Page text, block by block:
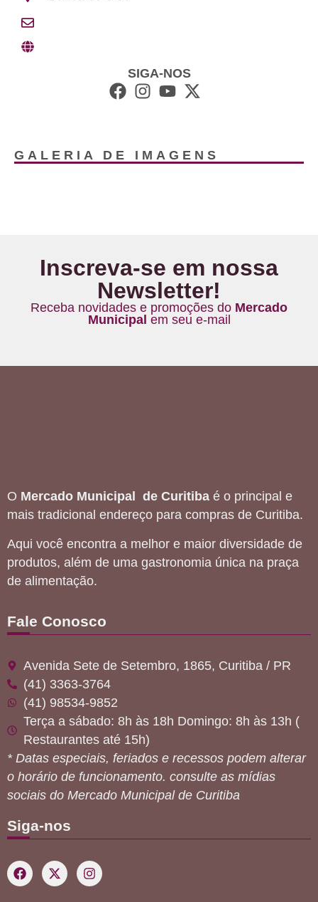
SIGA-NOS
GALERIA DE IMAGENS
Inscreva-se em nossa
Newsletter!
Receba novidades e promoções do Mercado
Municipal em seu e-mail
O Mercado Municipal de Curitiba é o principal e
mais tradicional endereço para compras de Curitiba.
Aqui você encontra a melhor e maior diversidade de
produtos, além de uma gastronomia única na praça
de alimentação.
Fale Conosco
Avenida Sete de Setembro, 1865, Curitiba / PR
(41) 3363-3764
(41) 98534-9852
Terça a sábado: 8h às 18h Domingo: 8h às 13h (
Restaurantes até 15h)
* Datas especiais, feriados e recessos podem alterar
o horário de funcionamento. consulte as mídias
sociais do Mercado Municipal de Curitiba
Siga-nos